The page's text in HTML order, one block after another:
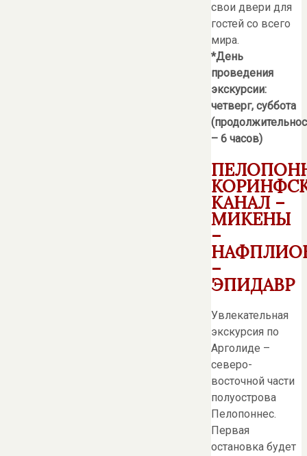
свои двери для
гостей со всего
мира.
*День
проведения
экскурсии:
четверг, суббота
– 6 часов)
КАНАЛ –
МИКЕНЫ
–
–
ЭПИДАВР
Увлекательная
экскурсия по
Арголиде –
северо-
восточной части
полуострова
Пелопоннес.
Первая
остановка будет